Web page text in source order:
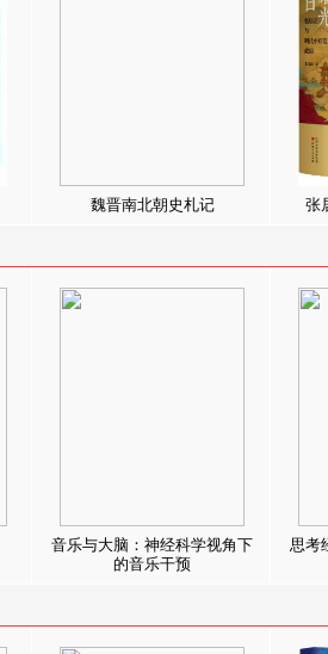
魏晋南北朝史札记 张
音乐与大脑：神经科学视角下
的音乐干预
思考